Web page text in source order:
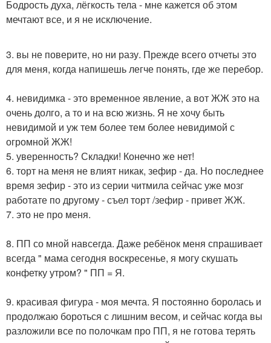
Бодрость духа, лёгкость тела - мне кажется об этом
мечтают все, и я не исключение.
3. вы не поверите, но ни разу. Прежде всего отчеты это
для меня, когда напишешь легче понять, где же перебор.
4. невидимка - это временное явление, а вот ЖЖ это на
очень долго, а то и на всю жизнь. Я не хочу быть
невидимой и уж тем более тем более невидимой с
огромной ЖЖ!
5. уверенность? Складки! Конечно же нет!
6. торт на меня не влият никак, зефир - да. Но последнее
время зефир - это из серии читмила сейчас уже мозг
работате по другому - съел торт /зефир - привет ЖЖ.
7. это не про меня.
8. ПП со мной навсегда. Даже ребёнок меня спрашивает
всегда " мама сегодня воскресенье, я могу скушать
конфетку утром? " ПП = Я.
9. красивая фигура - моя мечта. Я постоянно боролась и
продолжаю бороться с лишним весом, и сейчас когда вы
разложили все по полочкам про ПП, я не готова терять